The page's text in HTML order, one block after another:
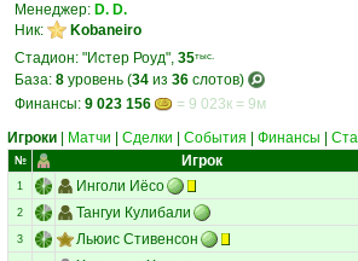
Менеджер: D. D.
Ник:
Kobaneiro
Стадион: "Истер Роуд", 35тыс.
База: 8 уровень (34 из 36 слотов)
Финансы: 9 023 156
= 9 023к = 9м
Игроки
Матчи Сделки События Финансы
№ Игрок
1 Инголи Иёсо
2 Тангуи Кулибали
3 Льюис Стивенсон